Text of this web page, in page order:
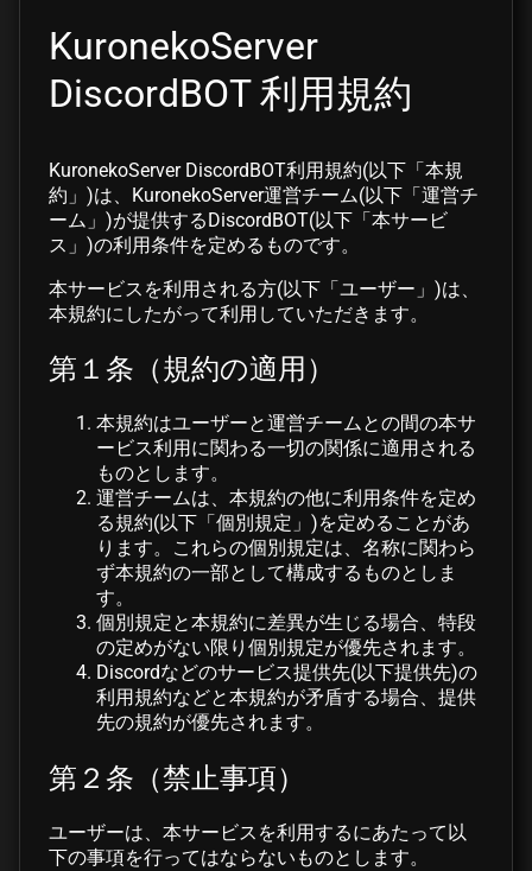
KuronekoServer
DiscordBOT 利用規約
KuronekoServer DiscordBOT利用規約(以下「本規
約」)は、KuronekoServer運営チーム(以下「運営チ
ーム」)が提供するDiscordBOT(以下「本サービ
ス」)の利用条件を定めるものです。
本サービスを利用される方(以下「ユーザー」)は、
本規約にしたがって利用していただきます。
第１条（規約の適用）
本規約はユーザーと運営チームとの間の本サ
ービス利用に関わる一切の関係に適用される
ものとします。
運営チームは、本規約の他に利用条件を定め
る規約(以下「個別規定」)を定めることがあ
ります。これらの個別規定は、名称に関わら
ず本規約の一部として構成するものとしま
す。
個別規定と本規約に差異が生じる場合、特段
の定めがない限り個別規定が優先されます。
Discordなどのサービス提供先(以下提供先)の
利用規約などと本規約が矛盾する場合、提供
先の規約が優先されます。
第２条（禁止事項）
ユーザーは、本サービスを利用するにあたって以
下の事項を行ってはならないものとします。